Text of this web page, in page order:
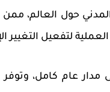
لتفعيل
مدار عام كامل، وتوفر